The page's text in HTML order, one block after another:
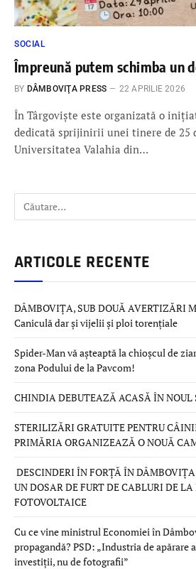
SOCIAL
Împreună putem schimba un
BY DÂMBOVIŢA PRESS 22 APRILIE 2026
În Târgoviște este organizată o
dedicată sprijinirii unei tinere de 25
Universitatea Valahia din…
ARTICOLE RECENTE
DÂMBOVIȚA, SUB DOUĂ AVERTIZĂRI
Caniculă dar și vijelii și ploi torențiale
Spider-Man vă așteaptă la chioșcul de
zona Podului de la Pavcom!
CHINDIA DEBUTEAZĂ ACASĂ ÎN NOUL
STERILIZĂRI GRATUITE PENTRU
PRIMĂRIA ORGANIZEAZĂ O NOUĂ
DESCINDERI ÎN FORȚĂ ÎN
UN DOSAR DE FURT DE CABLURI DE LA
FOTOVOLTAICE
Cu ce vine ministrul Economiei în
propagandă? PSD: „Industria de apărare
investiții, nu de fotografii”